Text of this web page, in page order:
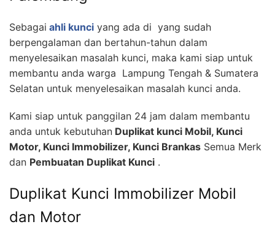
Sebagai ahli kunci yang ada di yang sudah
berpengalaman dan bertahun-tahun dalam
menyelesaikan masalah kunci, maka kami siap untuk
membantu anda warga Lampung Tengah & Sumatera
Selatan untuk menyelesaikan masalah kunci anda.
Kami siap untuk panggilan 24 jam dalam membantu
anda untuk kebutuhan Duplikat kunci Mobil, Kunci
Motor, Kunci Immobilizer, Kunci Brankas Semua Merk
dan Pembuatan Duplikat Kunci .
Duplikat Kunci Immobilizer Mobil
dan Motor